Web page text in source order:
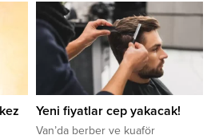
Yeni fiyatlar cep yakacak!
Van’da berber ve kuaför